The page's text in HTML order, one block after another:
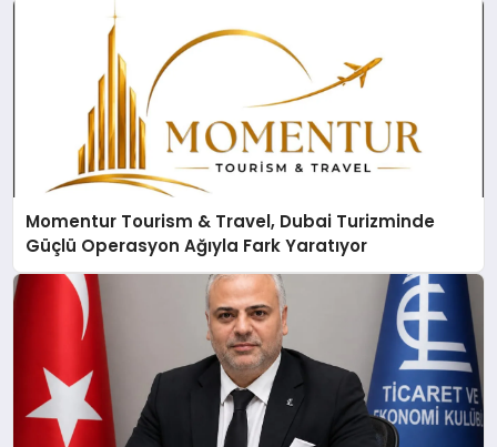
Momentur Tourism & Travel, Dubai Turizminde
Güçlü Operasyon Ağıyla Fark Yaratıyor